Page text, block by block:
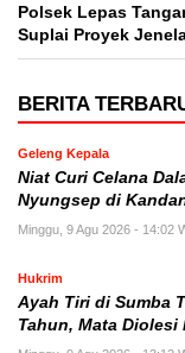
Polsek Lepas
Suplai Proyek
BERITA
Geleng Kepala
Niat Curi Celana
Nyungsep di
Minggu, 9 Agu 2026 - 14:02
Hukrim
Ayah Tiri di Sumba
Tahun, Mata Diolesi